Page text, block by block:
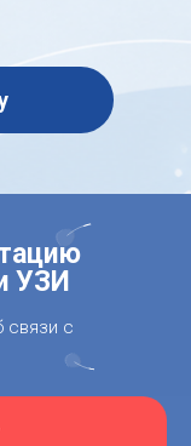
УЗИ
связи с